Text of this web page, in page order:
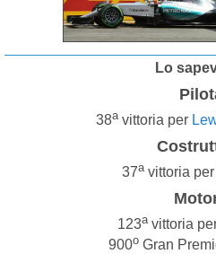
Lo
38avittoria per
37avittoria per
123avittoria
900o Gran